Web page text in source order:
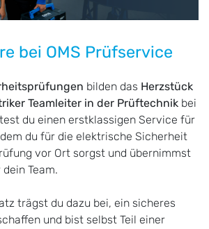
bei OMS Prüfservice
bilden das Herzstück
Teamleiter in der Prüftechnik bei
du einen erstklassigen Service für
du für die elektrische Sicherheit
vor Ort sorgst und übernimmst
Team.
trägst du dazu bei, ein sicheres
und bist selbst Teil einer